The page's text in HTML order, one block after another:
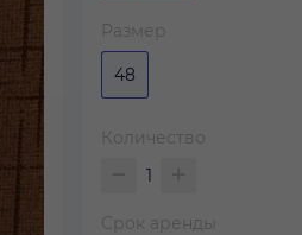
Размер
48
Количество
Срок аренды